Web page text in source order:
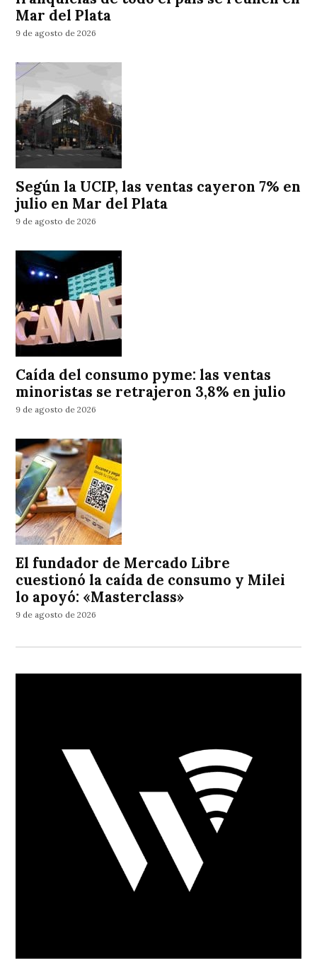
Mar del Plata
9 de agosto de 2026
Según la UCIP, las ventas cayeron 7% en
julio en Mar del Plata
9 de agosto de 2026
Caída del consumo pyme: las ventas
minoristas se retrajeron 3,8% en julio
9 de agosto de 2026
El fundador de Mercado Libre
cuestionó la caída de consumo y Milei
lo apoyó: «Masterclass»
9 de agosto de 2026